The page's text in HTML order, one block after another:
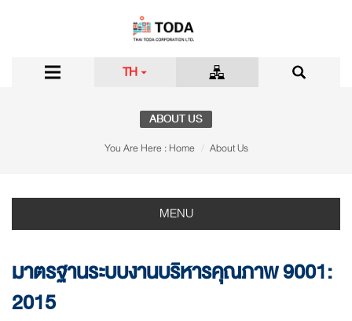
TH
ABOUT US
You Are Here : Home About Us
MENU
มาตรฐานระบบงานบริหารคุณภาพ 9001:
2015